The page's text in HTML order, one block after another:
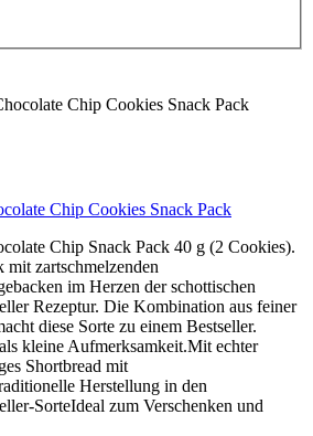
Chip Cookies Snack Pack
Chip Snack Pack 40 g (2 Cookies).
zartschmelzenden
im Herzen der schottischen
Rezeptur. Die Kombination aus feiner
diese Sorte zu einem Bestseller.
kleine Aufmerksamkeit.Mit echter
Shortbread mit
Herstellung in den
SorteIdeal zum Verschenken und